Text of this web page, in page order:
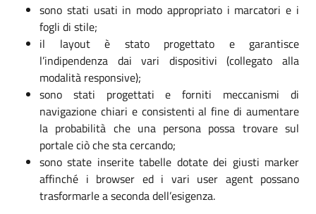
sono stati usati in modo appropriato i marcatori e i
fogli di stile;
il layout è stato progettato e garantisce
l’indipendenza dai vari dispositivi (collegato alla
modalità responsive);
sono stati progettati e forniti meccanismi di
navigazione chiari e consistenti al fine di aumentare
la probabilità che una persona possa trovare sul
portale ciò che sta cercando;
sono state inserite tabelle dotate dei giusti marker
affinché i browser ed i vari user agent possano
trasformarle a seconda dell’esigenza.